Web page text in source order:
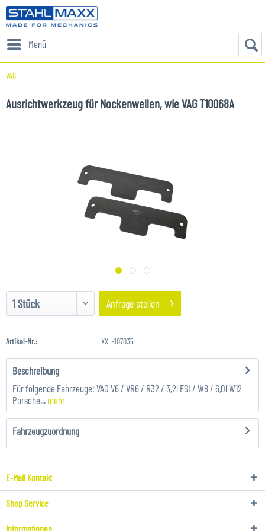
Menü
VAG
Ausrichtwerkzeug für Nockenwellen, wie VAG T10068A
Anfrage stellen
Artikel-Nr.: XXL-107035
Beschreibung
Für folgende Fahrzeuge: VAG V6 / VR6 / R32 / 3,2l FSI / W8 / 6,0l W12
Porsche... mehr
Fahrzeugzuordnung
E-Mail Kontakt
Shop Service
Informationen